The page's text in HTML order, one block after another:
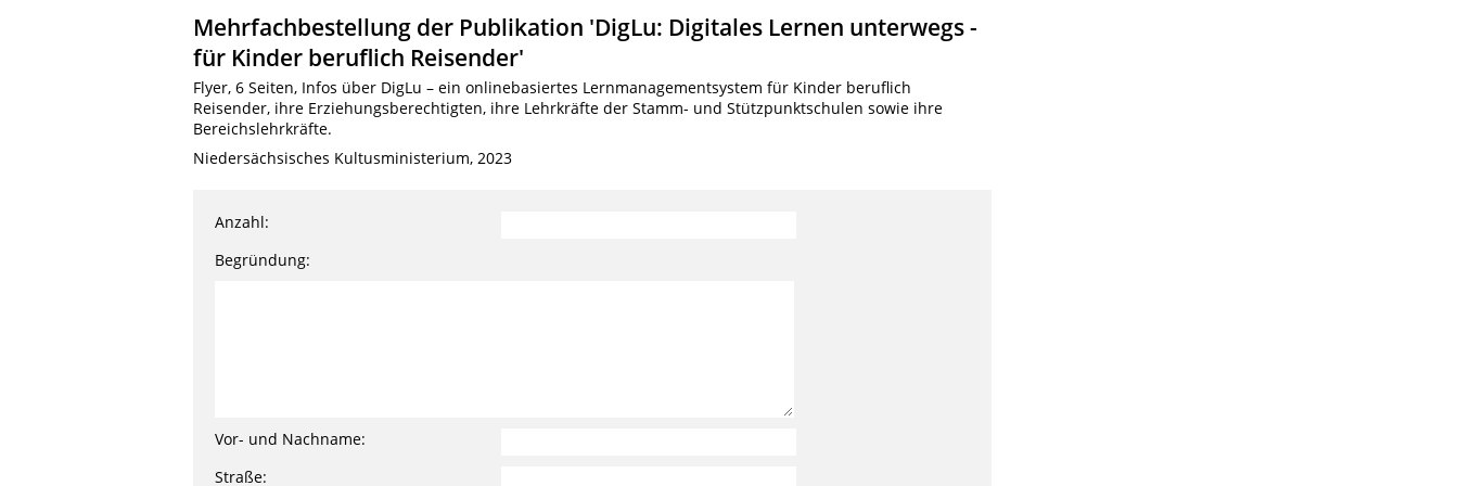
Mehrfachbestellung der Publikation 'DigLu: Digitales Lernen unterwegs -
für Kinder beruflich Reisender'
Flyer, 6 Seiten, Infos über DigLu – ein onlinebasiertes Lernmanagementsystem für Kinder beruflich
Reisender, ihre Erziehungsberechtigten, ihre Lehrkräfte der Stamm- und Stützpunktschulen sowie ihre
Bereichslehrkräfte.
Niedersächsisches Kultusministerium, 2023
Anzahl:
Begründung:
Vor- und Nachname:
Straße: